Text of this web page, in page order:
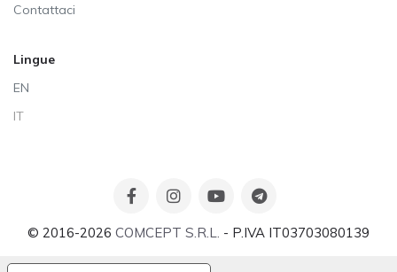
Contattaci
Lingue
EN
IT
© 2016-2026 COMCEPT S.R.L. - P.IVA IT03703080139